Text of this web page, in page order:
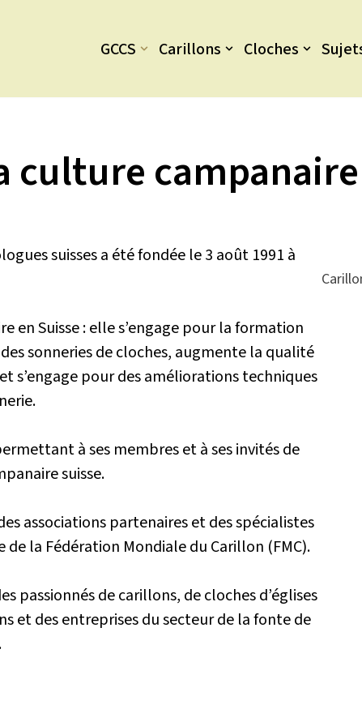
GCCS Carillons Cloches
culture campanaire
suisses a été fondée le 3 août 1991 à
en Suisse : elle s’engage pour la formation
sonneries de cloches, augmente la qualité
s’engage pour des améliorations techniques
à ses membres et à ses invités de
suisse.
associations partenaires et des spécialistes
la Fédération Mondiale du Carillon (FMC).
passionnés de carillons, de cloches d’églises
et des entreprises du secteur de la fonte de